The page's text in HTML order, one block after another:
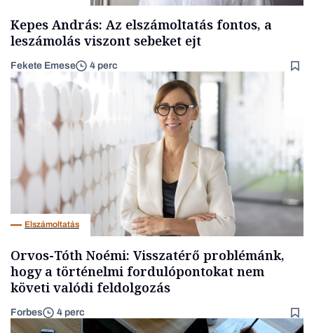
Kepes András: Az elszámoltatás fontos, a
leszámolás viszont sebeket ejt
Fekete Emese 4 perc
Elszámoltatás
Orvos-Tóth Noémi: Visszatérő problémánk,
hogy a történelmi fordulópontokat nem
követi valódi feldolgozás
Forbes 4 perc